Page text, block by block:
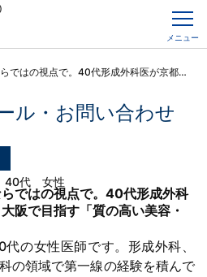
メニュー
点で。40代形成外科医が京都・大阪で目指す「質の高い美容・形成医療」
ル・お問い合わせ
40代 女性
ではの視点で。40代形成外科
阪で目指す「質の高い美容・
の女性医師です。形成外科、
の領域で第一線の経験を積んで